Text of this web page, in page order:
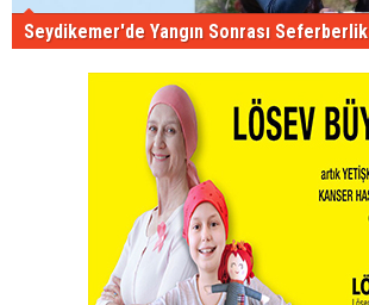
Seydikemer'de Yangın Sonrası Seferberlik